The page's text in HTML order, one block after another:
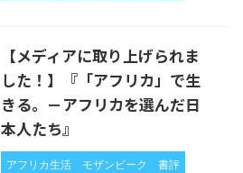
【メディアに取り上げられま
した！】『「アフリカ」で生
きる。－アフリカを選んだ日
本人たち』
アフリカ生活 モザンビーク 書評